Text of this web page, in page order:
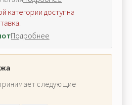
категории доступна
Подробнее
следующие